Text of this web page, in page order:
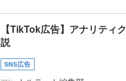
【TikTok広告】アナリティ
説
SNS広告